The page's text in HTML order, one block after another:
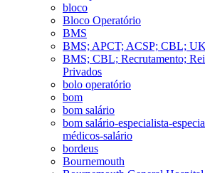
bloco
Bloco Operatório
BMS
BMS; APCT; ACSP; CBL; UK
BMS; CBL; Recrutamento;
Privados
bolo operatório
bom
bom salário
bom salário-especialista-
médicos-salário
bordeus
Bournemouth